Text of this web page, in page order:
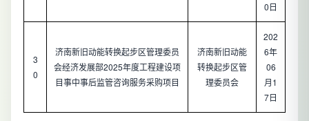
0日
3
0
济南新旧动能转换起步区管理委员
会经济发展部2025年度工程建设项
目事中事后监管咨询服务采购项目
济南新旧动能
转换起步区管
理委员会
202
6年
06
月1
7日